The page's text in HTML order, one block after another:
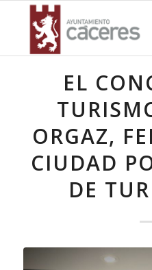
EL
ORGAZ,
CIUDAD
DE